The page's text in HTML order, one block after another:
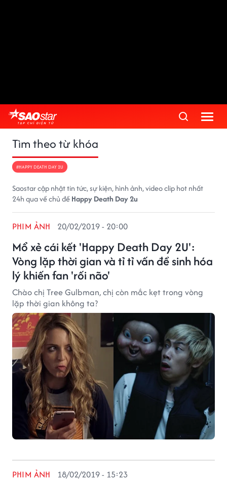
Tìm theo từ khóa
#HAPPY DEATH DAY 2U
Saostar cập nhật tin tức, sự kiện, hình ảnh, video clip hot nhất
24h qua về chủ đềHappy Death Day 2u
Mổ xẻ cái kết 'Happy Death Day 2U':
Vòng lặp thời gian và tỉ tỉ vấn đề sinh hóa
lý khiến fan 'rối não'
PHIM ẢNH 20/02/2019 - 20:00
Chào chị Tree Gulbman, chị còn mắc kẹt trong vòng
lặp thời gian không ta?
PHIM ẢNH 18/02/2019 - 15:23